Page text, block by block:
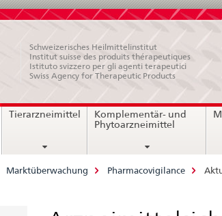
Schweizerisches Heilmittelinstitut
Institut suisse des produits thérapeutiques
Istituto svizzero per gli agenti terapeutici
Swiss Agency for Therapeutic Products
current
Tierarzneimittel
Komplementär- und
Phytoarzneimittel
Marktüberwachung Pharmacovigilance